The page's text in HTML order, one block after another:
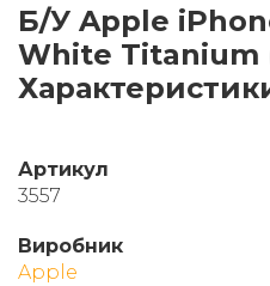
Б/У Apple
White Titanium
Артикул
3557
Виробник
Apple